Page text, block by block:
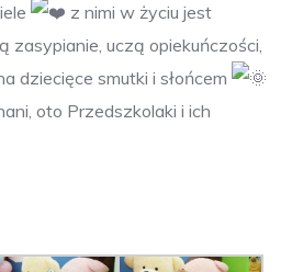
z nimi w życiu jest
zasypianie, uczą opiekuńczości,
dziecięce smutki i słońcem
oto Przedszkolaki i ich